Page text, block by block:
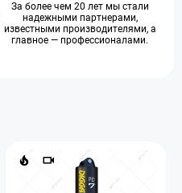
За более чем 20 лет мы стали
надежными партнерами,
известными производителями, а
главное — профессионалами.